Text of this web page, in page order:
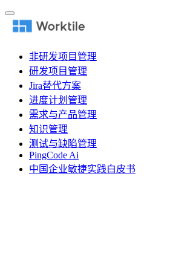
非研发项目管理
研发项目管理
Jira替代方案
进度计划管理
需求与产品管理
知识管理
测试与缺陷管理
PingCode Ai
中国企业敏捷实践白皮书